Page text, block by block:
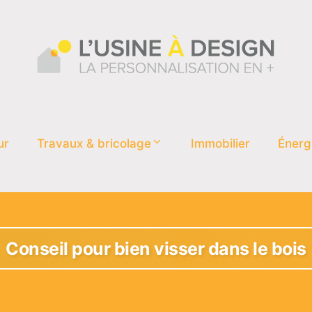
Travaux & bricolage Immobilier
Conseil pour bien visser dans le bois